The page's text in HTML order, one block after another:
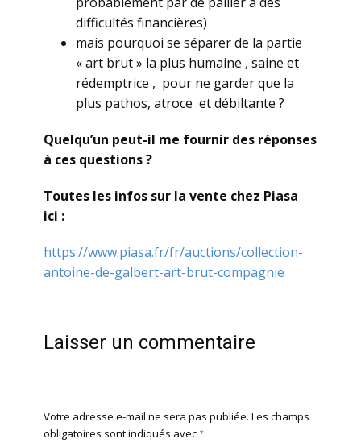
difficultés financières)
mais pourquoi se séparer de la partie
« art brut » la plus humaine , saine et
rédemptrice , pour ne garder que la
plus pathos, atroce et débiltante ?
Quelqu’un peut-il me fournir des réponses
à ces questions ?
Toutes les infos sur la vente chez Piasa
ici :
https://www.piasa.fr/fr/auctions/collection-
antoine-de-galbert-art-brut-compagnie
Laisser un commentaire
Votre adresse e-mail ne sera pas publiée. Les champs
obligatoires sont indiqués avec *